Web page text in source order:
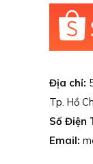
Địa chỉ:
Tp. Hồ
Số Điện
Email: